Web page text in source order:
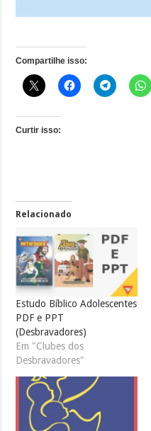
Compartilhe isso:
Curtir isso:
Relacionado
Estudo Bíblico Adolescentes
PDF e PPT
(Desbravadores)
Em "Clubes dos
Desbravadores"